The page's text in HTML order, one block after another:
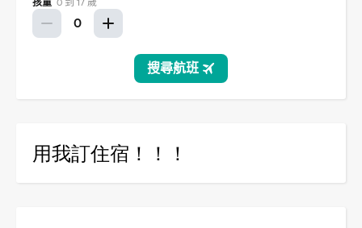
用我訂住宿！！！